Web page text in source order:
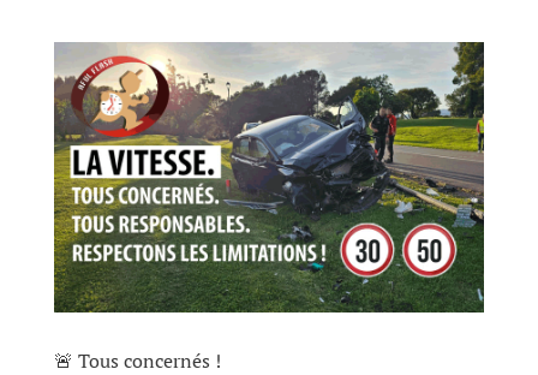
🚨 Tous concernés !